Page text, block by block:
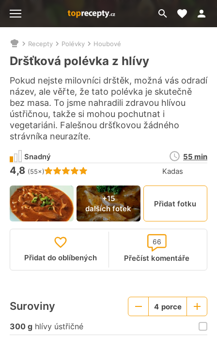
Přejít
na
Moje
Nacházíte
se
zde:
Recepty Polévky Houbové
Dršťková polévka z hlívy
Pokud nejste milovníci drštěk, možná vás odradí
název, ale věřte, že tato polévka je skutečně
bez masa. To jsme nahradili zdravou hlívou
ústřičnou, takže si mohou pochutnat i
vegetariáni. Falešnou dršťkovou žádného
strávníka neurazíte.
Hodnocení receptu je
4,8 (55×) Kadas
Snadný
Doba
55 min
+15
dalších fotek
Přidat fotku
Přidat do oblíbených Přečíst komentáře
66
Suroviny
Menší
4 porce
Větší
porce
300 g hlívy ústřičné